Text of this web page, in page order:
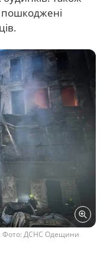
пошкоджені
Фото: ДСНС Одещини